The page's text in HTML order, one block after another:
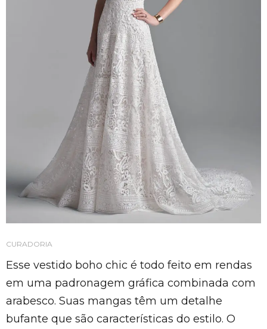
CURADORIA
Esse vestido boho chic é todo feito em rendas
em uma padronagem gráfica combinada com
arabesco. Suas mangas têm um detalhe
bufante que são características do estilo. O